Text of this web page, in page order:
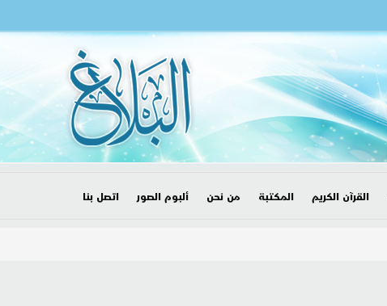
القرآن الكريم المكتبة من نحن ألبوم الصور اتصل بنا